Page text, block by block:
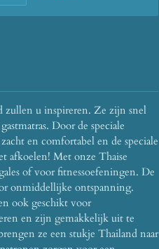
u inspireren. Ze zijn snel
Door de speciale
en comfortabel en de speciale
afkoelen! Met onze Thaise
of voor fitnessoefeningen. De
onmiddellijke ontspanning.
ook geschikt voor
en zijn gemakkelijk uit te
ze een stukje Thailand naar